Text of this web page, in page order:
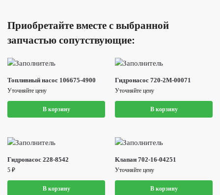
Приобретайте вместе с выбранной
запчастью сопутствующие:
Топливный насос 106675-4900
Уточняйте цену
В корзину
Гидронасос 720-2M-00071
Уточняйте цену
В корзину
Гидронасос 228-8542
5 ₽
В корзину
Клапан 702-16-04251
Уточняйте цену
В корзину